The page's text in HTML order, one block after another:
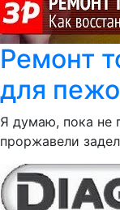
Ремонт
для пежо
Я думаю, пока не
проржавели